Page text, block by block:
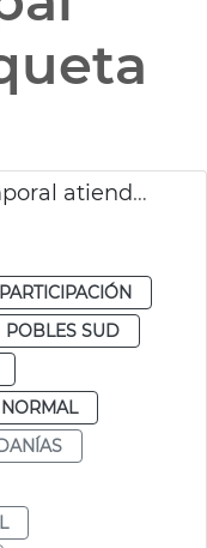
Oficinas de Atención Temporal atienden a 600 afectados DANA pedanias
PARTICIPACIÓN
POBLES SUD
NORMAL